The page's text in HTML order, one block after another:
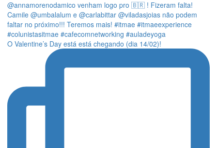
O Valentine’s Day está está chegando (dia 14/02)!